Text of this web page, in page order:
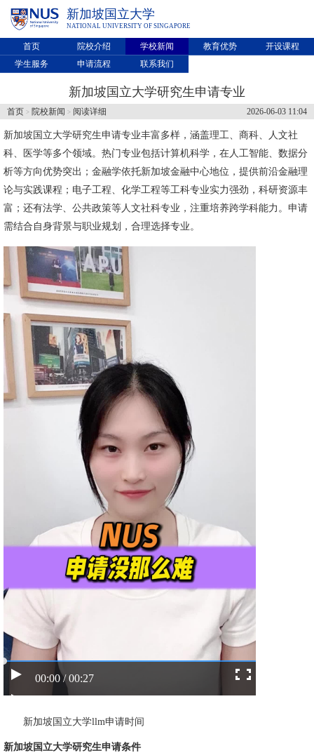
新加坡国立大学
NATIONAL UNIVERSITY OF SINGAPORE
首页 院校介绍 学校新闻 教育优势
开设课程
学生服务
申请流程 联系我们
新加坡国立大学研究生申请专业
2026-06-03 11:04
首页 > 院校新闻 > 阅读详细
新加坡国立大学研究生申请专业丰富多样，涵盖理工、商科、人文社
科、医学等多个领域。热门专业包括计算机科学，在人工智能、数据分
析等方向优势突出；金融学依托新加坡金融中心地位，提供前沿金融理
论与实践课程；电子工程、化学工程等工科专业实力强劲，科研资源丰
富；还有法学、公共政策等人文社科专业，注重培养跨学科能力。申请
需结合自身背景与职业规划，合理选择专业。
00:00 / 00:27
新加坡国立大学llm申请时间
新加坡国立大学研究生申请条件